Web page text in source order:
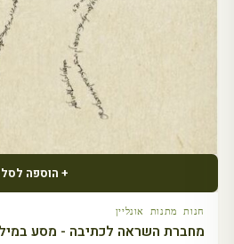
+ הוספה לסל
חנות מתנות אונליין
מחברת השראה לכתיבה - מסע